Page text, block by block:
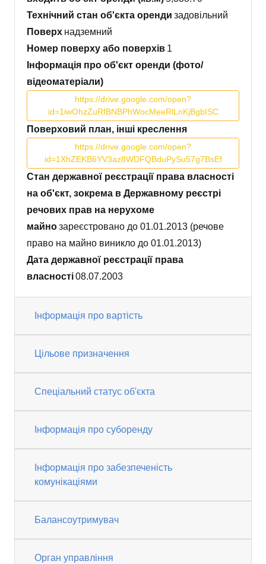
Технічний стан об'єкта оренди задовільний
Поверх надземний
Номер поверху або поверхів 1
Інформація про об'єкт оренди (фото/
відеоматеріали)
https://drive.google.com/open?
id=1iwOhzZuRfBNBPhWocMeeRlLnKjBgbISC
Поверховий план, інші креслення
https://drive.google.com/open?
id=1XhZEKB6YV3az8WDFQBduPySu57g7BsEf
Стан державної реєстрації права власності
на об'єкт, зокрема в Державному реєстрі
речових прав на нерухоме
майнозареєстровано до 01.01.2013 (речове
право на майно виникло до 01.01.2013)
Дата державної реєстрації права
власності08.07.2003
Інформація про вартість
Цільове призначення
Спеціальний статус об'єкта
Інформація про суборенду
Інформація про забезпеченість
комунікаціями
Балансоутримувач
Орган управління